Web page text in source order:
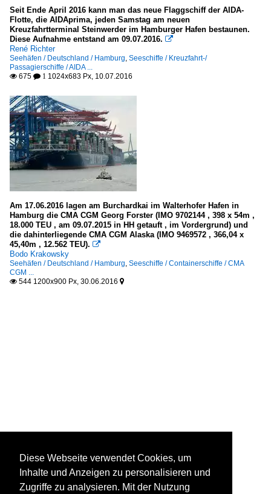
Seit Ende April 2016 kann man das neue Flaggschiff der AIDA-
Flotte, die AIDAprima, jeden Samstag am neuen
Kreuzfahrtterminal Steinwerder im Hamburger Hafen bestaunen.
Diese Aufnahme entstand am 09.07.2016. 
René Richter
Seehäfen / Deutschland / Hamburg, Seeschiffe / Kreuzfahrt-/
Passagierschiffe / AIDA ...
 675  1 1024x683 Px, 10.07.2016
Am 17.06.2016 lagen am Burchardkai im Walterhofer Hafen in
Hamburg die CMA CGM Georg Forster (IMO 9702144 , 398 x 54m ,
18.000 TEU , am 09.07.2015 in HH getauft , im Vordergrund) und
die dahinterliegende CMA CGM Alaska (IMO 9469572 , 366,04 x
45,40m , 12.562 TEU). 
Bodo Krakowsky
Seehäfen / Deutschland / Hamburg, Seeschiffe / Containerschiffe / CMA
CGM ...
 544 1200x900 Px, 30.06.2016 
Diese Webseite verwendet Cookies, um
Inhalte und Anzeigen zu personalisieren und
Zugriffe zu analysieren. Mit der Nutzung